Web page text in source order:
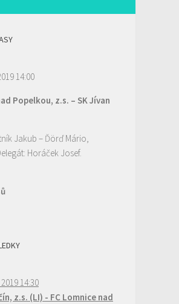
14:00
Popelkou, z.s. – SK Jívan
Jakub – Ďörď Mário,
Horáček Josef.
14:30
z.s. (LI) - FC Lomnice nad